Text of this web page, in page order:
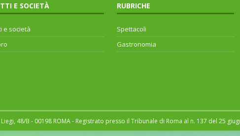
E SOCIETÀ
e società
RUBRICHE
Spettacoli
Gastronomia
48/B - 00198 ROMA - Registrato presso il Tribunale di Roma al n. 137 del 25